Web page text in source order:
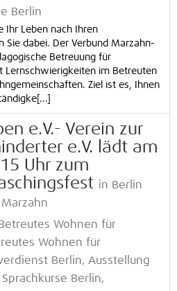
Berlin
Ihr Leben nach Ihren
Sie dabei. Der Verbund Marzahn-
Betreuung für
Lernschwierigkeiten im Betreuten
Ziel ist es, Ihnen
e.V.- Verein zur
e.V. lädt am
Uhr zum
in Berlin
Wohnen für
Wohnen für
Berlin, Ausstellung
Berlin,